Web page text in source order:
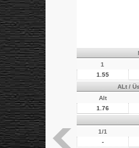
1
1.55
ALt /
Alt
1.76
1/1
-